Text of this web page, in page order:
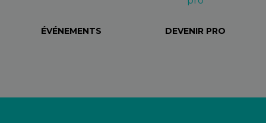
ÉVÉNEMENTS DEVENIR PRO